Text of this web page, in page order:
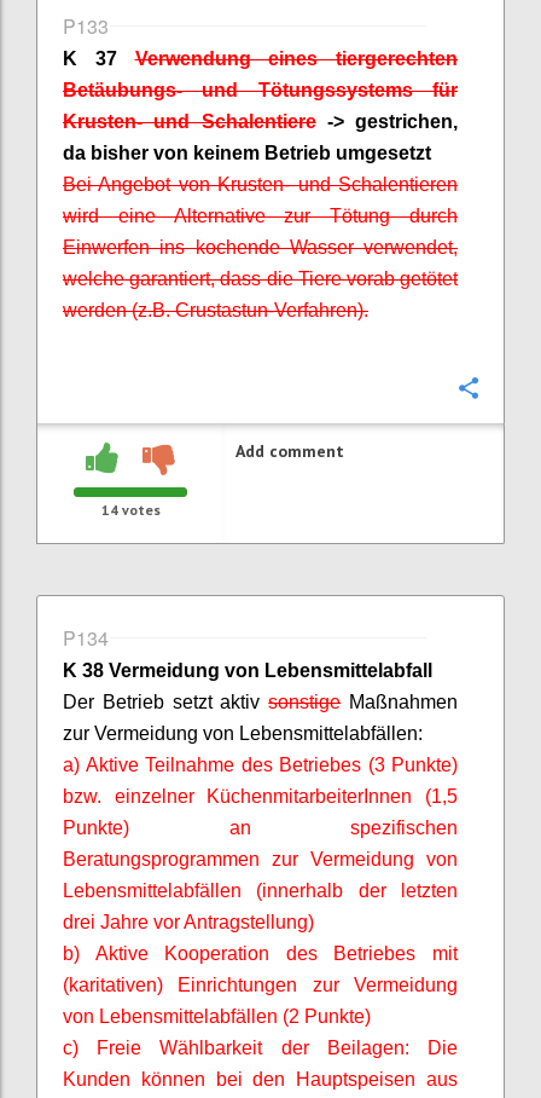
P133
K 37Verwendung eines tiergerechten
Betäubungs- und Tötungssystems für
Krusten- und Schalentiere-> gestrichen,
da bisher von keinem Betrieb umgesetzt
Bei Angebot von Krusten- und Schalentieren
wird eine Alternative zur Tötung durch
Einwerfen ins kochende Wasser verwendet,
welche garantiert, dass die Tiere vorab getötet
werden (z.B.Crustastun-Verfahren).
14votes
Add comment
P134
K 38 Vermeidung von Lebensmittelabfall
Der Betrieb setzt aktivsonstigeMaßnahmen
zur Vermeidung von Lebensmittelabfällen:
a) Aktive Teilnahme des Betriebes (3 Punkte)
bzw. einzelner KüchenmitarbeiterInnen (1,5
Punkte) an spezifischen
Beratungsprogrammen zur Vermeidung von
Lebensmittelabfällen (innerhalb der letzten
drei Jahre vor Antragstellung)
b) Aktive Kooperation des Betriebes mit
(karitativen) Einrichtungen zur Vermeidung
von Lebensmittelabfällen (2 Punkte)
c) Freie Wählbarkeit der Beilagen: Die
Kunden können bei den Hauptspeisen aus